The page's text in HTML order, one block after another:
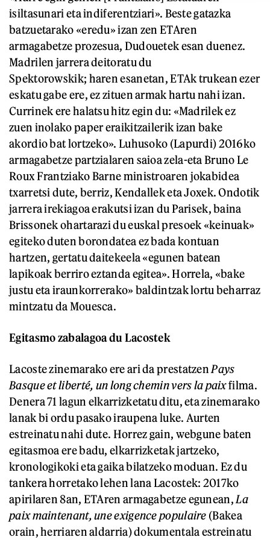
isiltasunari eta indiferentziari». Beste gatazka
batzuetarako «eredu» izan zen ETAren
armagabetze prozesua, Dudouetek esan duenez.
Madrilen jarrera deitoratu du
Spektorowskik; haren esanetan, ETAk trukean ezer
eskatu gabe ere, ez zituen armak hartu nahi izan.
Currinek ere halatsu hitz egin du: «Madrilek ez
zuen inolako paper eraikitzailerik izan bake
akordio bat lortzeko». Luhusoko (Lapurdi) 2016ko
armagabetze partzialaren saioa zela-eta Bruno Le
Roux Frantziako Barne ministroaren jokabidea
txarretsi dute, berriz, Kendallek eta Joxek. Ondotik
jarrera irekiagoa erakutsi izan du Parisek, baina
Brissonek ohartarazi du euskal presoek «keinuak»
egiteko duten borondatea ez bada kontuan
hartzen, gertatu daitekeela «egunen batean
lapikoak berriro eztanda egitea». Horrela, «bake
justu eta iraunkorrerako» baldintzak lortu beharraz
mintzatu da Mouesca.
Egitasmo zabalagoa du Lacostek
Lacoste zinemarako ere ari da prestatzen Pays
Basque et liberté, un long chemin vers la paixfilma.
Denera 71 lagun elkarrizketatu ditu, eta zinemarako
lanak bi ordu pasako iraupena luke. Aurten
estreinatu nahi dute. Horrez gain, webgune baten
egitasmoa ere badu, elkarrizketak jartzeko,
kronologikoki eta gaika bilatzeko moduan. Ez du
tankera horretako lehen lana Lacostek: 2017ko
apirilaren 8an, ETAren armagabetze egunean, La
paix maintenant, une exigence populaire (Bakea
orain, herriaren aldarria) dokumentala estreinatu